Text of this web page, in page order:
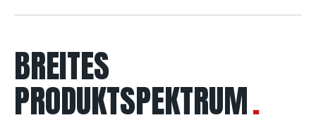
BREITES
PRODUKTSPEKTRUM